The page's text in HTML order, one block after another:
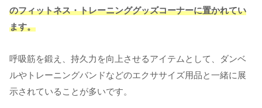
のフィットネス・トレーニンググッズコーナーに置かれてい
ます。
呼吸筋を鍛え、持久力を向上させるアイテムとして、ダンベ
ルやトレーニングバンドなどのエクササイズ用品と一緒に展
示されていることが多いです。